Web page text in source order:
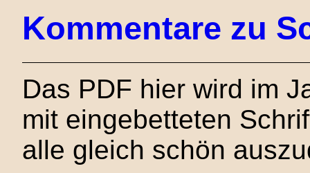
Kommentare zu
Das PDF hier wird im
mit eingebetteten
alle gleich schön